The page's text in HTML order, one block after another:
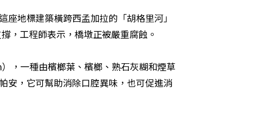
地標建築橫跨西孟加拉的「胡格里河」
，工程師表示，橋墩正被嚴重腐蝕。
，一種由檳榔葉、檳榔、熟石灰糊和煙草
安，它可幫助消除口腔異味，也可促進消